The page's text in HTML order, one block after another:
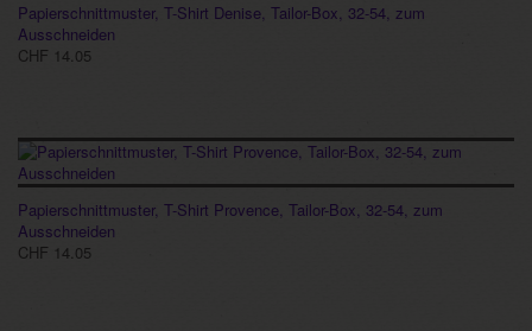
Papierschnittmuster, T-Shirt Denise, Tailor-Box, 32-54, zum
Ausschneiden
CHF 14.05
Papierschnittmuster, T-Shirt Provence, Tailor-Box, 32-54, zum
Ausschneiden
CHF 14.05